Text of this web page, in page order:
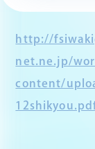
http://
net.ne.jp/
content/